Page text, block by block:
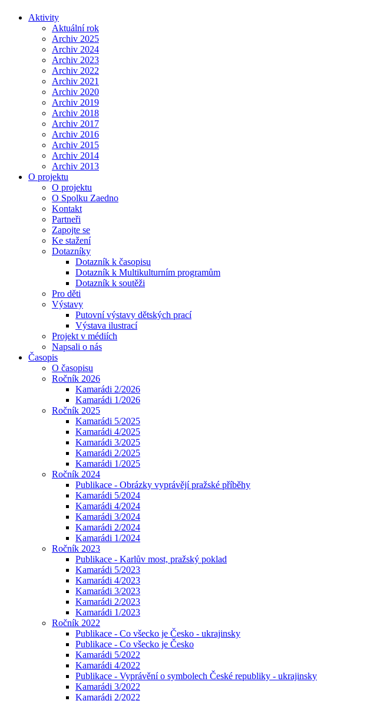
Aktivity
Aktuální rok
Archiv 2025
Archiv 2024
Archiv 2023
Archiv 2022
Archiv 2021
Archiv 2020
Archiv 2019
Archiv 2018
Archiv 2017
Archiv 2016
Archiv 2015
Archiv 2014
Archiv 2013
O projektu
O projektu
O Spolku Zaedno
Kontakt
Partneři
Zapojte se
Ke stažení
Dotazníky
Dotazník k časopisu
Dotazník k Multikulturním programům
Dotazník k soutěži
Pro děti
Výstavy
Putovní výstavy dětských prací
Výstava ilustrací
Projekt v médiích
Napsali o nás
Časopis
O časopisu
Ročník 2026
Kamarádi 2/2026
Kamarádi 1/2026
Ročník 2025
Kamarádi 5/2025
Kamarádi 4/2025
Kamarádi 3/2025
Kamarádi 2/2025
Kamarádi 1/2025
Ročník 2024
Publikace - Obrázky vyprávějí pražské příběhy
Kamarádi 5/2024
Kamarádi 4/2024
Kamarádi 3/2024
Kamarádi 2/2024
Kamarádi 1/2024
Ročník 2023
Publikace - Karlův most, pražský poklad
Kamarádi 5/2023
Kamarádi 4/2023
Kamarádi 3/2023
Kamarádi 2/2023
Kamarádi 1/2023
Ročník 2022
Publikace - Co všecko je Česko - ukrajinsky
Publikace - Co všecko je Česko
Kamarádi 5/2022
Kamarádi 4/2022
Publikace - Vyprávění o symbolech České republiky - ukrajinsky
Kamarádi 3/2022
Kamarádi 2/2022